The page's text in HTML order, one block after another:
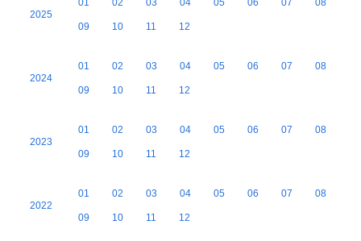
2025
01 02 03 04 05 06 07 08
09 10 11 12
2024
01 02 03 04 05 06 07 08
09 10 11 12
2023
01 02 03 04 05 06 07 08
09 10 11 12
2022
01 02 03 04 05 06 07 08
09 10 11 12